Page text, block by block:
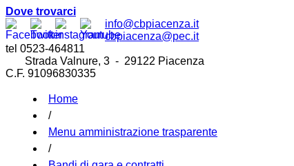
Dove trovarci
info@cbpiacenza.it
cbpiacenza@pec.it
tel 0523-464811
Strada Valnure, 3 - 29122 Piacenza
C.F. 91096830335
Home
/
Menu amministrazione trasparente
/